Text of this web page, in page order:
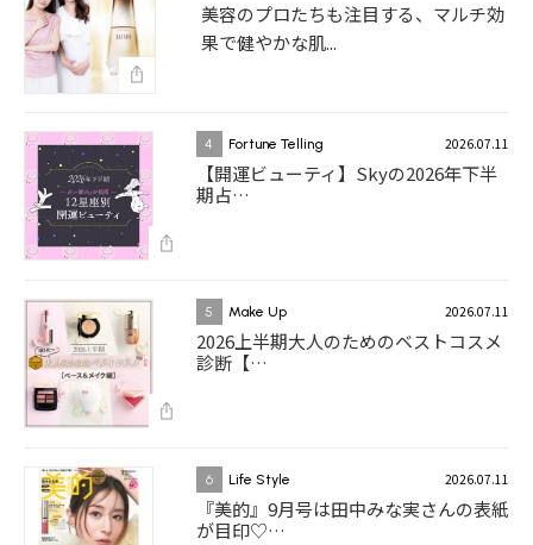
美容のプロたちも注目する、マルチ効
果で健やかな肌...
4 Fortune Telling 2026.07.11
【開運ビューティ】Skyの2026年下半
期占…
5 Make Up 2026.07.11
2026上半期大人のためのベストコスメ
診断【…
6 Life Style 2026.07.11
『美的』9月号は田中みな実さんの表紙
が目印♡…